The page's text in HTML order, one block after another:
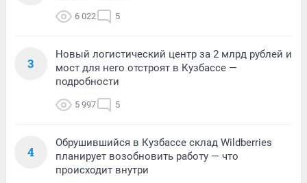
6 022 5
3
Новый логистический центр за 2 млрд рублей и
мост для него отстроят в Кузбассе —
подробности
5 997 5
4
Обрушившийся в Кузбассе склад Wildberries
планирует возобновить работу — что
происходит внутри